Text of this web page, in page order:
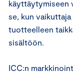
käyttäytymiseen
se, kun
tuotteelleen
sisältöön.
ICC:n